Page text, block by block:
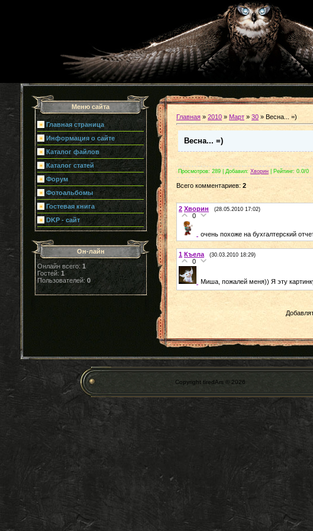
Меню сайта
Главная страница
Информация о сайте
Каталог файлов
Каталог статей
Форум
Фотоальбомы
Гостевая книга
DKP - сайт
Он-лайн
Онлайн всего:1
Гостей: 1
Пользователей: 0
Главная » 2010 » Март » 30 » Весна... =)
Весна... =)
Просмотров: 289 | Добавил: Хворин Рейтинг: 0.0/0
Всего комментариев: 2
2 Хворин (28.05.2010 17:02)
0
очень похоже на бухгалтерский
1 Къела (30.03.2010 18:29)
0
Миша, пожалей меня)) Я эту
Copyright tiredArs © 2026